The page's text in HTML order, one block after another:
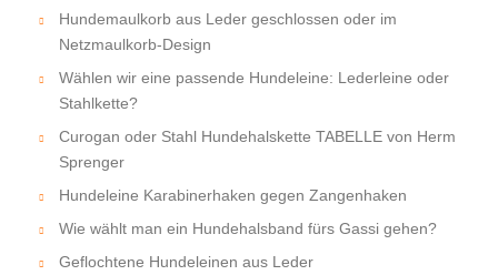
Hundemaulkorb aus Leder geschlossen oder im
Netzmaulkorb-Design
Wählen wir eine passende Hundeleine: Lederleine oder
Stahlkette?
Curogan oder Stahl Hundehalskette TABELLE von Herm
Sprenger
Hundeleine Karabinerhaken gegen Zangenhaken
Wie wählt man ein Hundehalsband fürs Gassi gehen?
Geflochtene Hundeleinen aus Leder